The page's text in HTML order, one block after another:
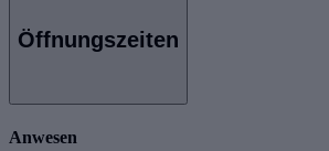
Öffnungszeiten
Anwesen